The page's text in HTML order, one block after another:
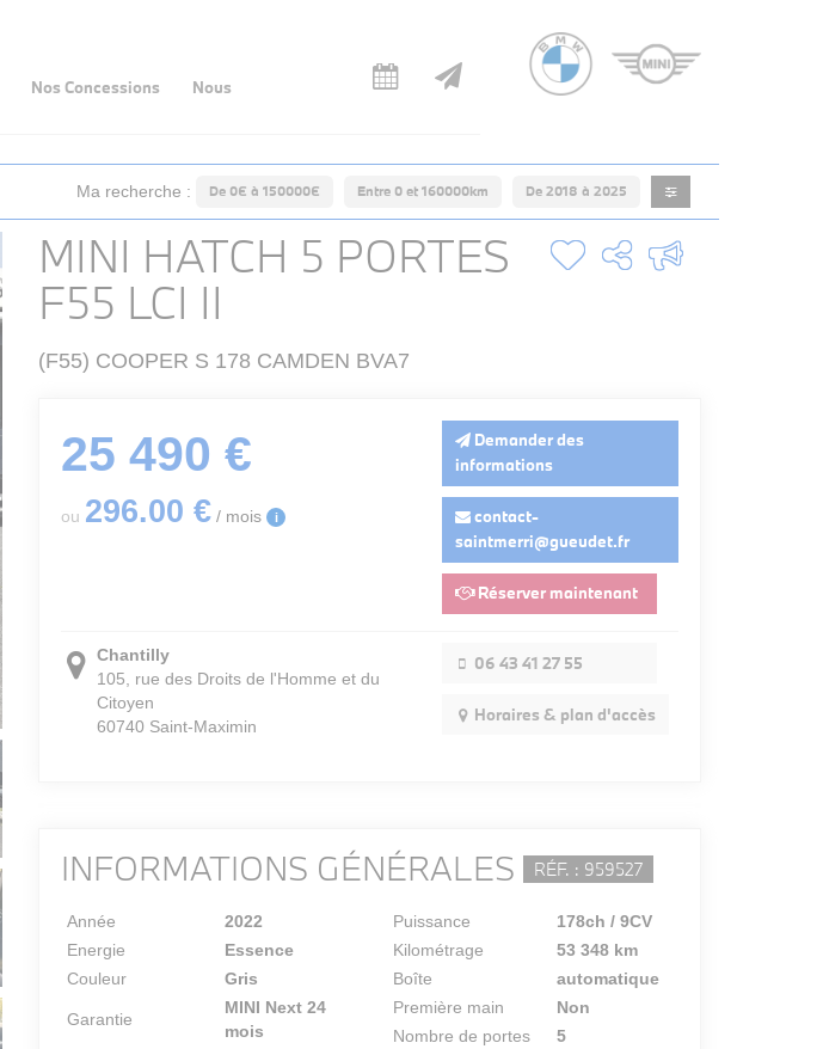
Nos Concessions
Nous
MINI HATCH 5 PORTES
F55 LCI II
(F55) COOPER S 178 CAMDEN BVA7
25 490 €
ou 296.00 € / mois i
Demander des
informations
contact-
saintmerri@gueudet.fr
Réserver maintenant
Chantilly
105, rue des Droits de l'Homme et du
Citoyen
60740 Saint-Maximin
06 43 41 27 55
Horaires & plan d'accès
INFORMATIONS GÉNÉRALES RÉF. : 959527
Année
2022
Energie
Essence
Couleur
Gris
Garantie
MINI Next 24
mois
Puissance
178ch / 9CV
Kilométrage
53 348 km
Boîte
automatique
Première main
Non
Nombre de portes
5
Ma recherche : De 0€ à 150000€ Entre 0 et 160000km De 2018 à 2025